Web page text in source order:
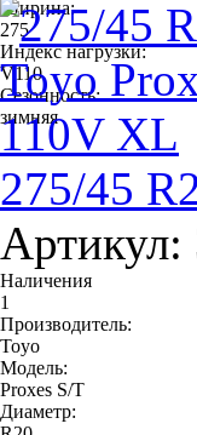
Ширина:
275
Индекс нагрузки:
V110
Сезонность:
зимняя
275/45
Артикул:
Наличения
1
Производитель:
Toyo
Модель:
Proxes S/T
Диаметр: